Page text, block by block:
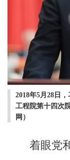
2018年5月28日
工程院第十四次
网）
着眼党和